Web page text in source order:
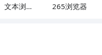
文本浏览
265浏览器